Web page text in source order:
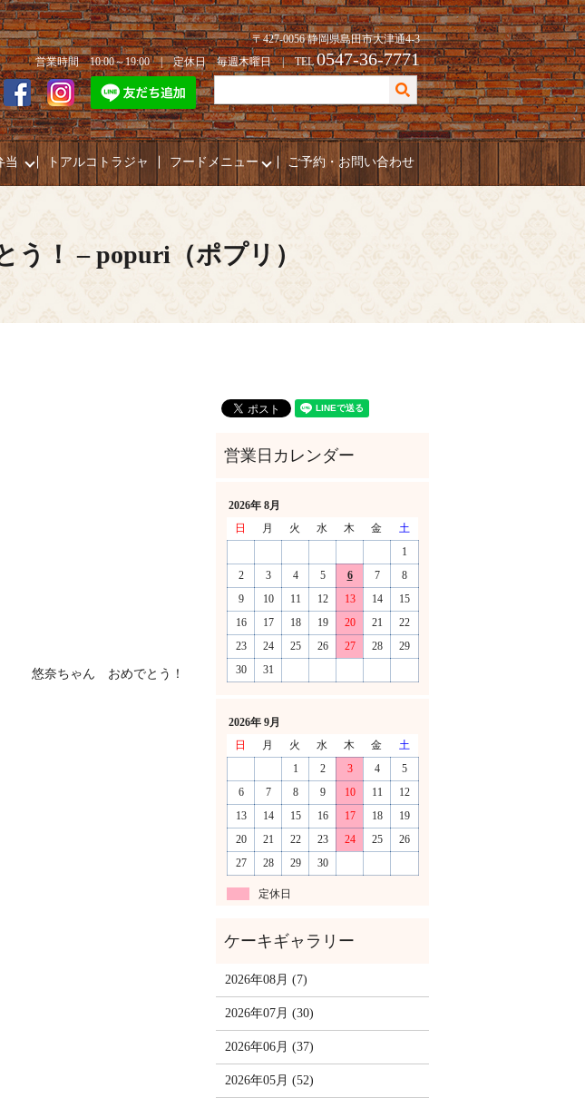
〒427-0056 静岡県島田市大津通4-3
営業時間 10:00～19:00 | 定休日 毎週木曜日 | TEL0547-36-7771
当 トアルコトラジャ フードメニュー ご予約・お問い合わせ
！ – popuri（ポプリ）
悠奈ちゃん おめでとう！
2026年 8月
日
月 火 水 木 金
土
1
2
3 4 5 6 7
8
9
10 11 12 13 14
15
16
17 18 19 20 21
22
23
24 25 26 27 28
29
30
31
2026年 9月
日
月 火 水 木 金
土
1
2 3 4
5
6
7 8 9 10 11
12
13
14 15 16 17 18
19
20
21 22 23 24 25
26
27
28 29 30
定休日
2026年08月 (7)
2026年07月 (30)
2026年06月 (37)
2026年05月 (52)